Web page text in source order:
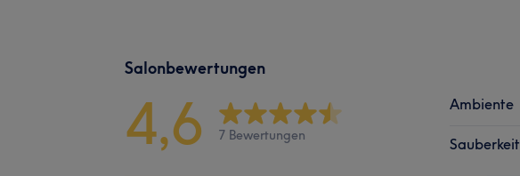
Salonbewertungen
4,6 7 Bewertungen
Ambiente
Sauberkeit